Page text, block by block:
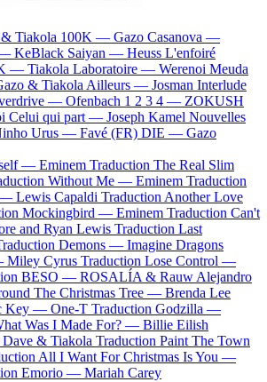
Tiakola 100K — Gazo Casanova —
— KeBlack Saiyan — Heuss L'enfoiré
— Tiakola Laboratoire — Werenoi Meuda
& Tiakola Ailleurs — Josman Interlude
— Ofenbach 1 2 3 4 — ZOKUSH
Celui qui part — Joseph Kamel Nouvelles
Urus — Favé (FR) DIE — Gazo
— Eminem Traduction The Real Slim
Without Me — Eminem Traduction
— Lewis Capaldi Traduction Another Love
Mockingbird — Eminem Traduction Can't
and Ryan Lewis Traduction Last
Demons — Imagine Dragons
Miley Cyrus Traduction Lose Control —
BESO — ROSALÍA & Rauw Alejandro
The Christmas Tree — Brenda Lee
Key — One-T Traduction Godzilla —
Was I Made For? — Billie Eilish
Dave & Tiakola Traduction Paint The Town
All I Want For Christmas Is You —
Emorio — Mariah Carey